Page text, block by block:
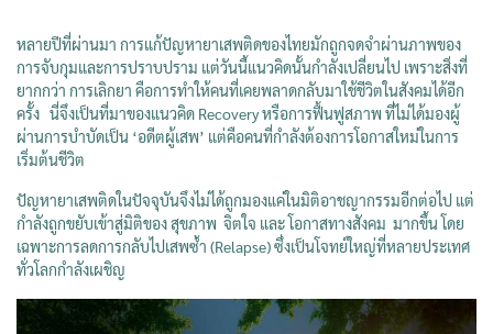
หลายปีที่ผ่านมา การแก้ปัญหายาเสพติดของไทยมักถูกจดจำผ่านภาพของ
การจับกุมและการปราบปราม แต่วันนี้แนวคิดนั้นกำลังเปลี่ยนไป เพราะสิ่งที่
ยากกว่า การเลิกยา คือการทำให้คนที่เคยพลาดกลับมาใช้ชีวิตในสังคมได้อีก
ครั้ง นี่จึงเป็นที่มาของแนวคิด Recovery หรือการฟื้นฟูสภาพ ที่ไม่ได้มองผู้
ผ่านการบำบัดเป็น ‘อดีตผู้เสพ’ แต่คือคนที่กำลังต้องการโอกาสใหม่ในการ
เริ่มต้นชีวิต
ปัญหายาเสพติดในปัจจุบันจึงไม่ได้ถูกมองแค่ในมิติอาชญากรรมอีกต่อไป แต่
กำลังถูกขยับเข้าสู่มิติของ สุขภาพ จิตใจ และ โอกาสทางสังคม มากขึ้น โดย
เฉพาะการลดการกลับไปเสพซ้ำ (Relapse) ซึ่งเป็นโจทย์ใหญ่ที่หลายประเทศ
ทั่วโลกกำลังเผชิญ